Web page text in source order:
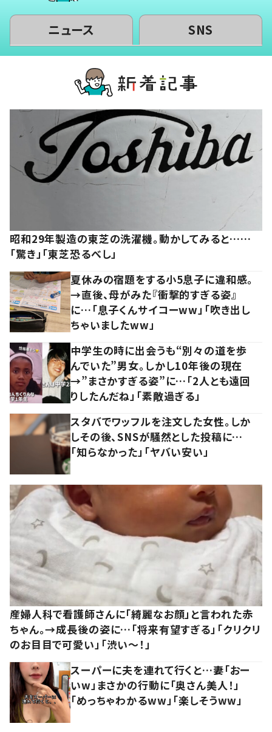
ニュース SNS
昭和29年製造の東芝の洗濯機。動かしてみると……
「驚き」「東芝恐るべし」
夏休みの宿題をする小5息子に違和感。
→直後、母がみた『衝撃的すぎる姿』
に…「息子くんサイコーww」「吹き出し
ちゃいましたww」
中学生の時に出会うも“別々の道を歩
んでいた”男女。しかし10年後の現在
→”まさかすぎる姿”に…「2人とも遠回
りしたんだね」「素敵過ぎる」
スタバでワッフルを注文した女性。しか
しその後、SNSが騒然とした投稿に…
「知らなかった」「ヤバい安い」
産婦人科で看護師さんに「綺麗なお顔」と言われた赤
ちゃん。→成長後の姿に…「将来有望すぎる」「クリクリ
のお目目で可愛い」「渋い～！」
スーパーに夫を連れて行くと…妻「おー
いw」まさかの行動に「奥さん美人！」
「めっちゃわかるww」「楽しそうww」